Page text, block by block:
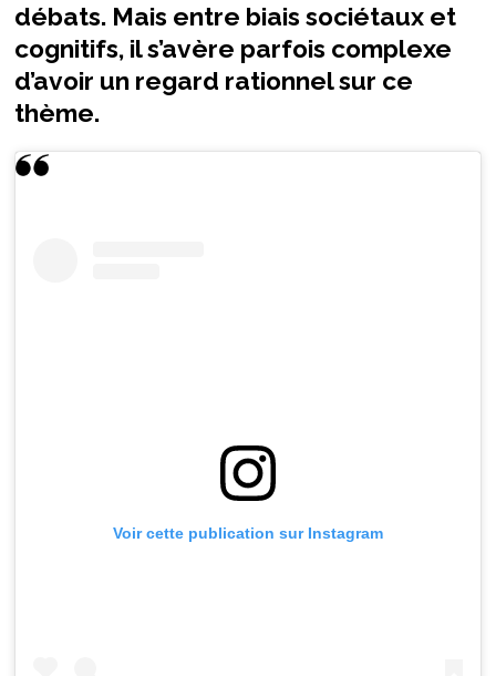
débats. Mais entre biais sociétaux et
cognitifs, il s’avère parfois complexe
d’avoir un regard rationnel sur ce
thème.
Voir cette publication sur Instagram